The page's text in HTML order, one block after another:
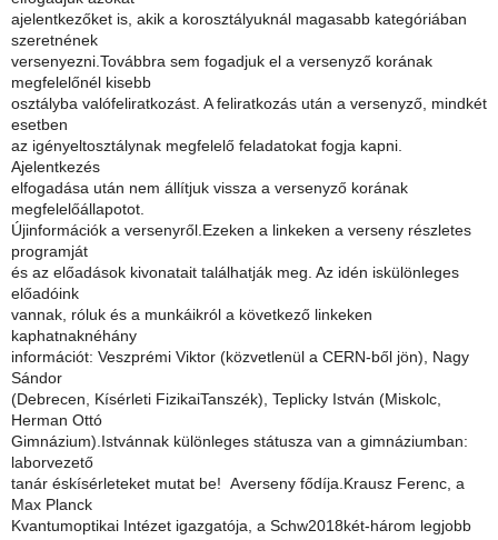
ajelentkezőket is, akik a korosztályuknál magasabb kategóriában
szeretnének
versenyezni.Továbbra sem fogadjuk el a versenyző korának
megfelelőnél kisebb
osztályba valófeliratkozást. A feliratkozás után a versenyző, mindkét
esetben
az igényeltosztálynak megfelelő feladatokat fogja kapni.
Ajelentkezés
elfogadása után nem állítjuk vissza a versenyző korának
megfelelőállapotot.
Újinformációk a versenyről.Ezeken a linkeken a verseny részletes
programját
és az előadások kivonatait találhatják meg. Az idén iskülönleges
előadóink
vannak, róluk és a munkáikról a következő linkeken
kaphatnaknéhány
információt: Veszprémi Viktor (közvetlenül a CERN-ből jön), Nagy
Sándor
(Debrecen, Kísérleti FizikaiTanszék), Teplicky István (Miskolc,
Herman Ottó
Gimnázium).Istvánnak különleges státusza van a gimnáziumban:
laborvezető
tanár éskísérleteket mutat be! Averseny fődíja.Krausz Ferenc, a
Max Planck
Kvantumoptikai Intézet igazgatója, a Schw2018két-három legjobb